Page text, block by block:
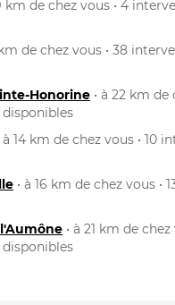
km de chez vous • 4
de chez vous • 38
Honorine • à 22 km de
à 14 km de chez vous • 10
• à 16 km de chez vous •
• à 21 km de chez